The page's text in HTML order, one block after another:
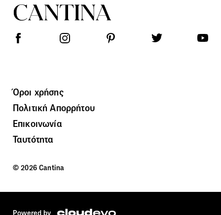
Όροι χρήσης
Πολιτική Απορρήτου
Επικοινωνία
Ταυτότητα
© 2026 Cantina
Powered by